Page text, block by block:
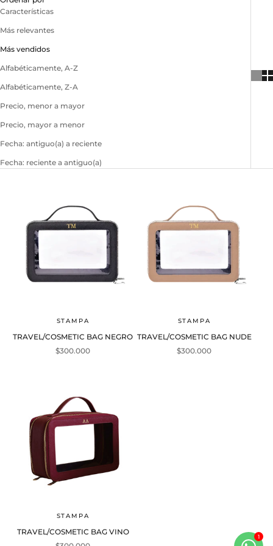
Características
Más relevantes
Más vendidos
Alfabéticamente, A-Z
Alfabéticamente, Z-A
Precio, menor a mayor
Precio, mayor a menor
Fecha: antiguo(a) a reciente
Fecha: reciente a antiguo(a)
STAMPA
TRAVEL/COSMETIC BAG NEGRO
Precio de oferta
$300.000
STAMPA
TRAVEL/COSMETIC BAG NUDE
Precio de oferta
$300.000
STAMPA
TRAVEL/COSMETIC BAG VINO